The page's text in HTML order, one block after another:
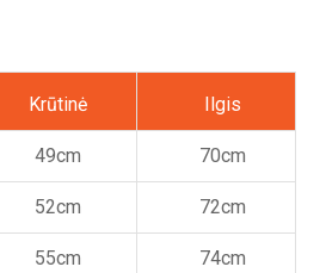
Krūtinė Ilgis
49cm 70cm
52cm 72cm
55cm 74cm